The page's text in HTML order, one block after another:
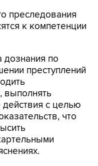
преследования
к компетенции
дознания по
преступлений
выполнять
с целью
что